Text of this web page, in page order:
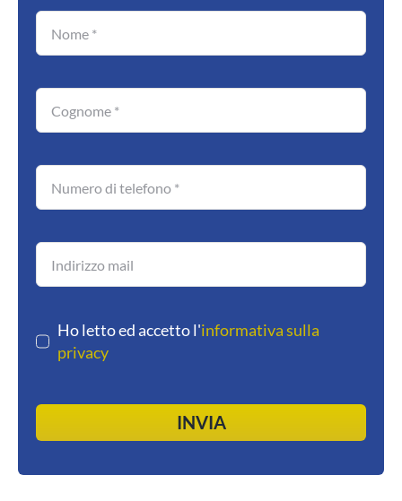
Ho letto ed accetto l'informativa sulla
privacy
INVIA